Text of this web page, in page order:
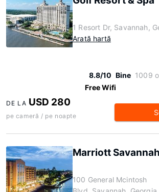
1 Resort Dr, Savannah,
Arată hartă
8.8/10 Bine 1009
Free Wifi
DE LA USD 280
pe cameră / pe noapte
Marriott
100 General Mcintosh